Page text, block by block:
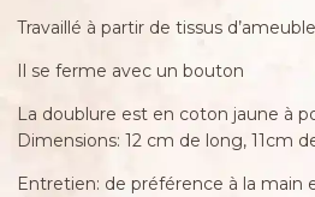
Travaillé à partir de tissus
Il se ferme avec un bouton
La doublure est en coton jaune à
Dimensions: 12 cm de long, 11cm
Entretien: de préférence à la main